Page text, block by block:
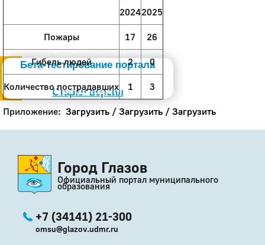
Администрация
Бета-тестирование портала
Старая версия
Слабовидящим
20242025
Пожары 17 26
Гибель людей 2 0
Количество пострадавших 1 3
Приложение: Загрузить / Загрузить / Загрузить
Город Глазов
Официальный портал муниципального
образования
+7 (34141) 21-300
omsu@glazov.udmr.ru